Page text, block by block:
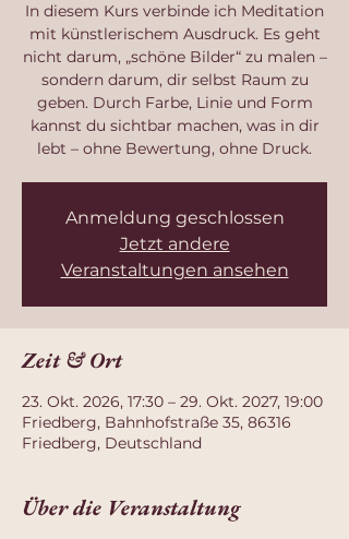
In diesem Kurs verbinde ich Meditation
mit künstlerischem Ausdruck. Es geht
nicht darum, „schöne Bilder“ zu malen –
sondern darum, dir selbst Raum zu
geben. Durch Farbe, Linie und Form
kannst du sichtbar machen, was in dir
lebt – ohne Bewertung, ohne Druck.
Anmeldung geschlossen
Jetzt andere
Veranstaltungen ansehen
Zeit & Ort
23. Okt. 2026, 17:30 – 29. Okt. 2027, 19:00
Friedberg, Bahnhofstraße 35, 86316
Friedberg, Deutschland
Über die Veranstaltung